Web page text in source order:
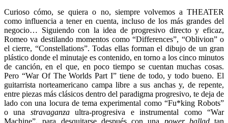
Curioso cómo, se quiera o no, siempre volvemos a THEATER
como influencia a tener en cuenta, incluso de los más grandes del
negocio… Siguiendo con la idea de progresivo directo y eficaz,
Romeo va destilando momentos como “Differences”, “Oblivion” o
el cierre, “Constellations”. Todas ellas forman el dibujo de un gran
plástico donde el minutaje es contenido, en torno a los cinco minutos
de canción, en el que, en poco tiempo se cuentan muchas cosas.
Pero “War Of The Worlds Part I” tiene de todo, y todo bueno. El
guitarrista norteamericano campa libre a sus anchas y, de repente,
entre piezas más clásicos dentro del paradigma progresivo, te deja de
lado con una locura de tema experimental como “Fu*king Robots”
o una stravaganzaultra-progresiva e instrumental como “War